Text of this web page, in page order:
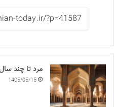
مرد تا چند
1405/05/15